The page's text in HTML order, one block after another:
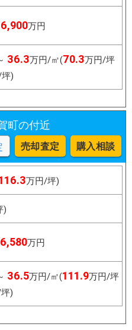
6,900万円
36.3万円/㎡(70.3万円/坪
)
町の付近
売却査定 購入相談
万円/坪)
)
6,580万円
36.5万円/㎡(111.9万円/坪
)